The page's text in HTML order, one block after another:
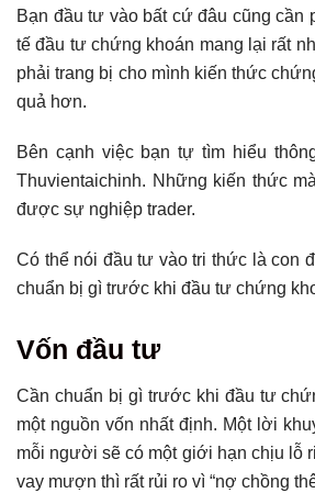
Kế hoạch và chiến lược đầu tư
Kết luận
Có thể bạn chưa biết
Bạn đầu tư vào bất cứ đâu cũng cần
tế đầu tư chứng khoán mang lại rất
phải trang bị cho mình kiến thức
quả hơn.
Bên cạnh việc bạn tự tìm hiểu
Thuvientaichinh. Những kiến thức
được sự nghiệp trader.
Có thể nói đầu tư vào tri thức là con
chuẩn bị gì trước khi đầu tư chứng
Vốn đầu tư
Cần chuẩn bị gì trước khi đầu tư
một nguồn vốn nhất định. Một lời
mỗi người sẽ có một giới hạn chịu lỗ
vay mượn thì rất rủi ro vì “nợ chồng